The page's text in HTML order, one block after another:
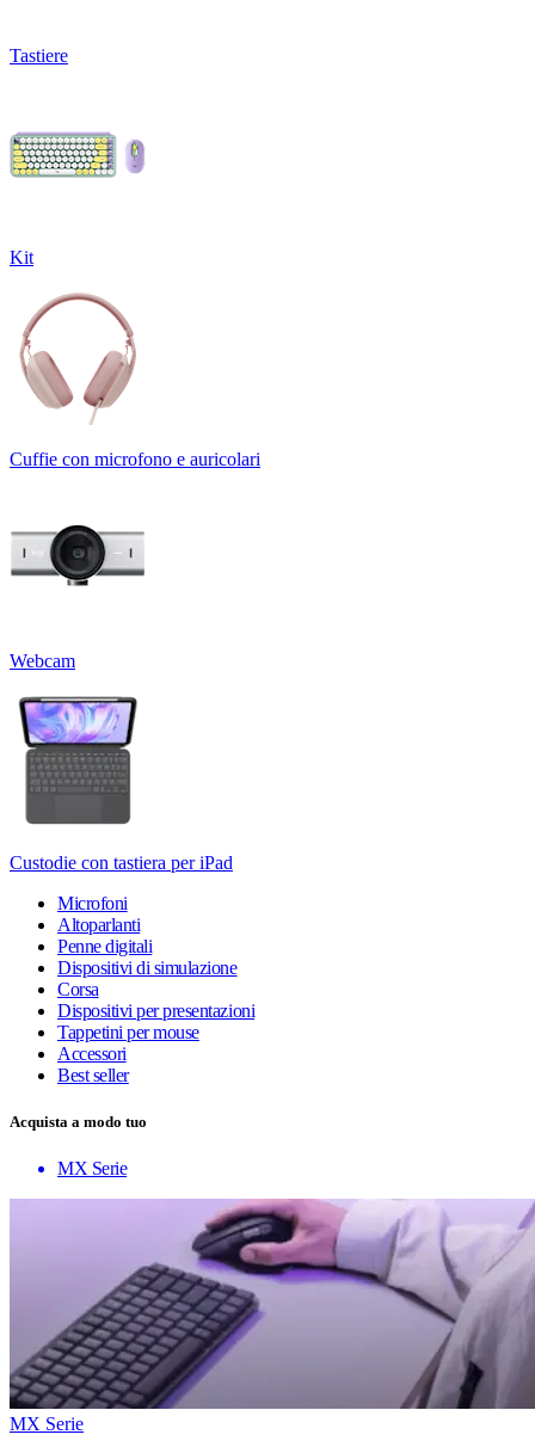
Tastiere
Kit
Cuffie con microfono e auricolari
Webcam
Custodie con tastiera per iPad
Microfoni
Altoparlanti
Penne digitali
Dispositivi di simulazione
Corsa
Dispositivi per presentazioni
Tappetini per mouse
Accessori
Best seller
Acquista a modo tuo
MX Serie
MX Serie